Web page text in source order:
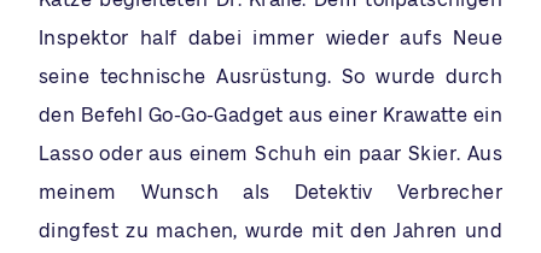
Inspektor half dabei immer wieder aufs Neue
seine technische Ausrüstung. So wurde durch
den Befehl Go-Go-Gadget aus einer Krawatte ein
Lasso oder aus einem Schuh ein paar Skier. Aus
meinem Wunsch als Detektiv Verbrecher
dingfest zu machen, wurde mit den Jahren und